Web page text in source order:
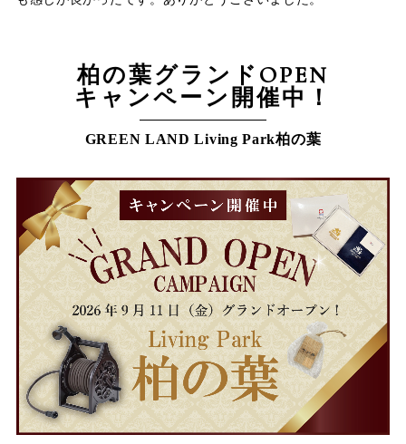
柏の葉グランドOPEN
キャンペーン開催中！
GREEN LAND Living Park柏の葉